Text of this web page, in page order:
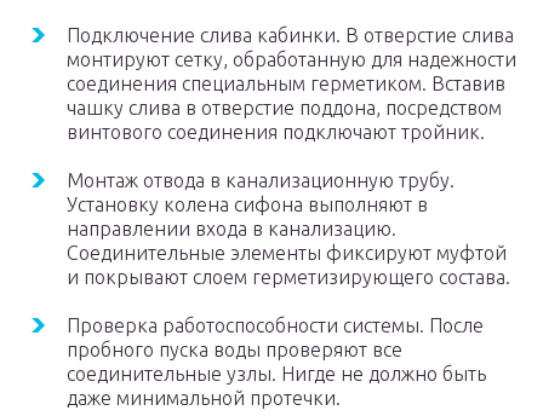
Подключение слива кабинки. В отверстие слива
монтируют сетку, обработанную для надежности
соединения специальным герметиком. Вставив
чашку слива в отверстие поддона, посредством
винтового соединения подключают тройник.
Монтаж отвода в канализационную трубу.
Установку колена сифона выполняют в
направлении входа в канализацию.
Соединительные элементы фиксируют муфтой
и покрывают слоем герметизирующего состава.
Проверка работоспособности системы. После
пробного пуска воды проверяют все
соединительные узлы. Нигде не должно быть
даже минимальной протечки.